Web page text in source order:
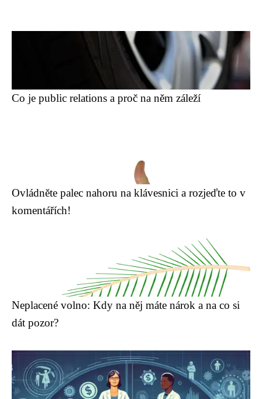
Co je public relations a proč na něm záleží
Ovládněte palec nahoru na klávesnici a rozjeďte to v
komentářích!
Neplacené volno: Kdy na něj máte nárok a na co si
dát pozor?